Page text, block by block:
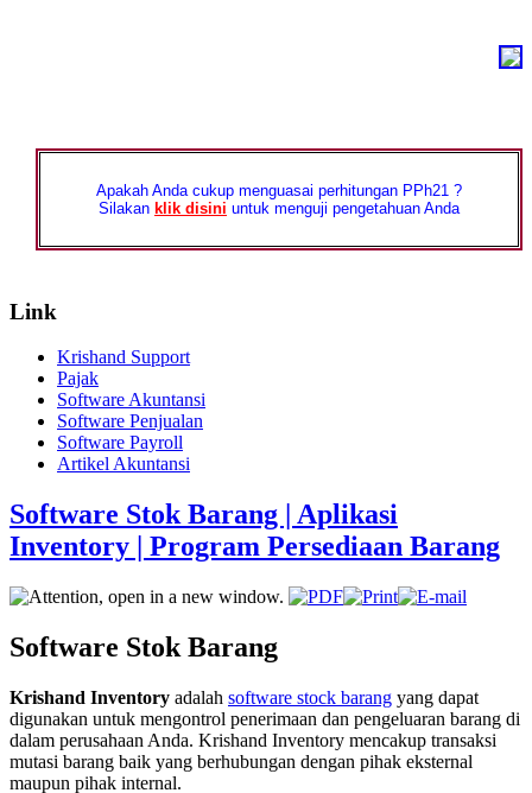
Apakah Anda cukup menguasai perhitungan PPh21 ?
Silakan klik disini untuk menguji pengetahuan Anda
Link
Krishand Support
Pajak
Software Akuntansi
Software Penjualan
Software Payroll
Artikel Akuntansi
Software Stok Barang | Aplikasi
Inventory | Program Persediaan Barang
Software Stok Barang
Krishand Inventory adalah software stock barang yang dapat
digunakan untuk mengontrol penerimaan dan pengeluaran barang di
dalam perusahaan Anda. Krishand Inventory mencakup transaksi
mutasi barang baik yang berhubungan dengan pihak eksternal
maupun pihak internal.